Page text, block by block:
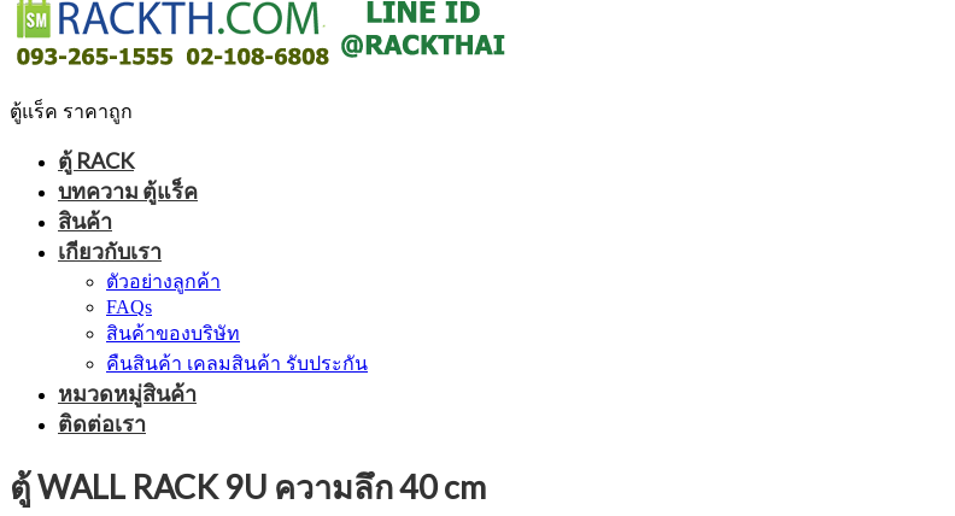
ตู้แร็ค ราคาถูก
ตู้ RACK
บทความ ตู้แร็ค
สินค้า
เกียวกับเรา
ตัวอย่างลูกค้า
FAQs
สินค้าของบริษัท
คืนสินค้า เคลมสินค้า รับประกัน
หมวดหมู่สินค้า
ติดต่อเรา
ตู้ WALL RACK 9U ความลึก 40 cm